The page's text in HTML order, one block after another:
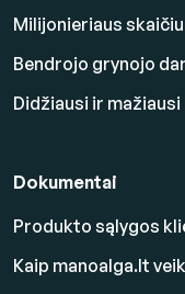
Milijonieriaus
Bendrojo grynojo
Didžiausi ir
Dokumentai
Produkto sąlygos
Kaip manoalga.lt